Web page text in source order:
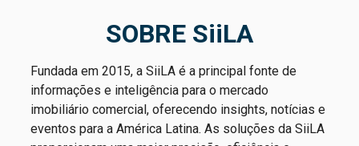
SOBRE SiiLA
Fundada em 2015, a SiiLA é a principal fonte de
informações e inteligência para o mercado
imobiliário comercial, oferecendo insights, notícias e
eventos para a América Latina. As soluções da SiiLA